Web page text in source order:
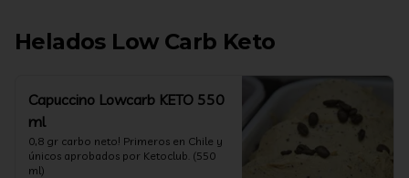
Helados Low Carb Keto
Capuccino Lowcarb KETO 550
ml
0,8 gr carbo neto! Primeros en Chile y
únicos aprobados por Ketoclub. (550
ml)